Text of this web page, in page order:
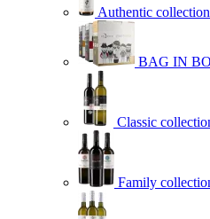
Authentic collection
BAG IN
Classic
Family